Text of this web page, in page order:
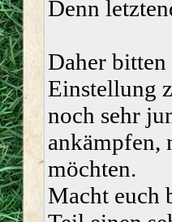
Denn
Daher bitten
Einstellung
noch sehr
ankämpfen,
möchten.
Macht euch